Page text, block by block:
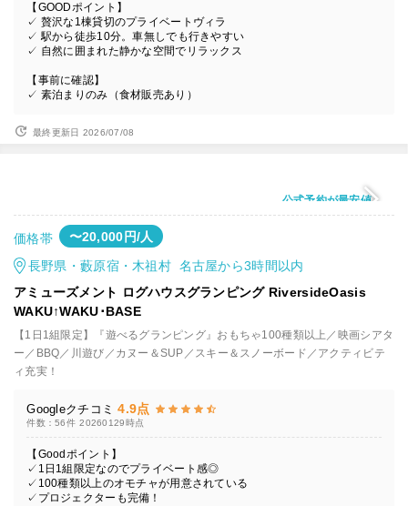
【GOODポイント】
✓ 贅沢な1棟貸切のプライベートヴィラ
✓ 駅から徒歩10分。車無しでも行きやすい
✓ 自然に囲まれた静かな空間でリラックス
【事前に確認】
✓ 素泊まりのみ（食材販売あり）
最終更新日 2026/07/08
公式予約が最安値
価格帯 〜20,000円/人
長野県・藪原宿・木祖村 名古屋から3時間以内
アミューズメント ログハウスグランピング RiversideOasis
WAKU↑WAKU･BASE
【1日1組限定】『遊べるグランピング』おもちゃ100種類以上／映画シアタ
ー／BBQ／川遊び／カヌー＆SUP／スキー＆スノーボード／アクティビテ
ィ充実！
Googleクチコミ 4.9点
件数：56件 20260129時点
【Goodポイント】
✓1日1組限定なのでプライベート感◎
✓100種類以上のオモチャが用意されている
✓プロジェクターも完備！